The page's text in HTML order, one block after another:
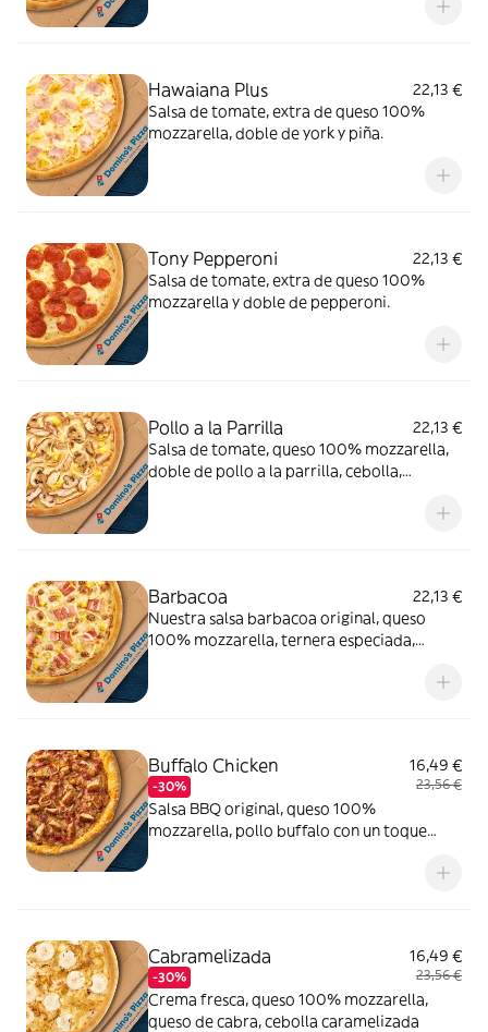
Hawaiana Plus
22,13 €
Salsa de tomate, extra de queso 100%
mozzarella, doble de york y piña.
Tony Pepperoni
22,13 €
Salsa de tomate, extra de queso 100%
mozzarella y doble de pepperoni.
Pollo a la Parrilla
22,13 €
Salsa de tomate, queso 100% mozzarella,
doble de pollo a la parrilla, cebolla,
Barbacoa
22,13 €
Nuestra salsa barbacoa original, queso
100% mozzarella, ternera especiada,
Buffalo Chicken
-30%
16,49 €
23,56 €
Salsa BBQ original, queso 100%
mozzarella, pollo buffalo con un toque
Cabramelizada
-30%
16,49 €
23,56 €
Crema fresca, queso 100% mozzarella,
queso de cabra, cebolla caramelizada